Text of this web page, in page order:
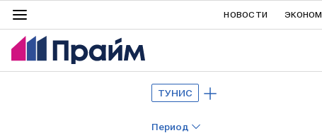
НОВОСТИ
ТУНИС
Период